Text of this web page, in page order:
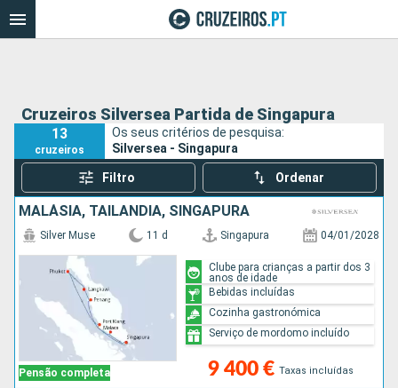
Cruzeiros Silversea Partida de Singapura
13
cruzeiros
Os seus critérios de pesquisa:
Silversea - Singapura
Filtro Ordenar
MALÁSIA, TAILÂNDIA, SINGAPURA
Pensão completa
Silver Muse 11 d Singapura 04/01/2028
9 400 € Taxas incluídas
Clube para crianças a partir dos 3
anos de idade
Bebidas incluídas
Cozinha gastronómica
Serviço de mordomo incluído